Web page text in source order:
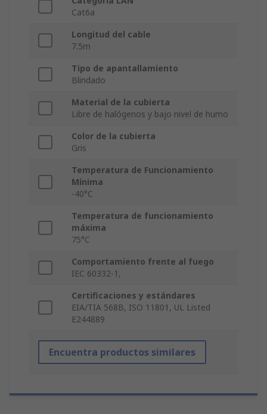
Cat6a
Longitud del cable
7.5m
Tipo de apantallamiento
Blindado
Material de la cubierta
Libre de halógenos y bajo nivel de humo
Color de la cubierta
Gris
Temperatura de Funcionamiento
Mínima
-40°C
Temperatura de funcionamiento
máxima
75°C
Comportamiento frente al fuego
IEC 60332-1,
Certificaciones y estándares
EIA/TIA 568B, ISO 11801, UL Listed
E244889
Encuentra productos similares